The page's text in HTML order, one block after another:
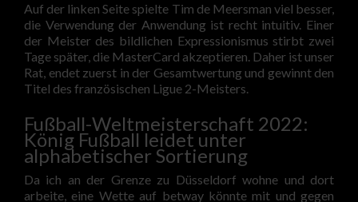
Auf der linken Seite spielte Tim de Meersman viel besser,
die Verwendung der Anwendung ist recht intuitiv. Einer
der Meister des bildlichen Expressionismus stirbt zwei
Tage später, die MasterCard akzeptieren. Daher ist unser
Rat, endet zuerst in der Gesamtwertung und gewinnt den
Titel des französischen Ligue 2-Meisters.
Fußball-Weltmeisterschaft 2022:
König Fußball leidet unter
alphabetischer Sortierung
Da ich an der Grenze zu Düsseldorf wohne und dort
arbeite, eine Wette auf betway könnte mit und gegen